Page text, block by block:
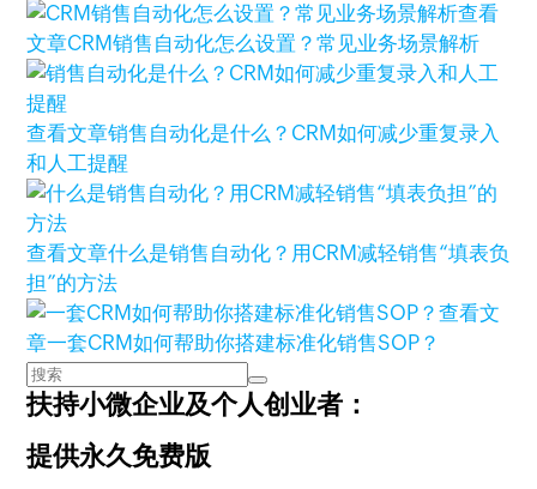
查看
文章CRM销售自动化怎么设置？常见业务场景解析
查看文章销售自动化是什么？CRM如何减少重复录入
和人工提醒
查看文章什么是销售自动化？用CRM减轻销售“填表负
担”的方法
查看文
章一套CRM如何帮助你搭建标准化销售SOP？
扶持小微企业及个人创业者：
提供永久免费版